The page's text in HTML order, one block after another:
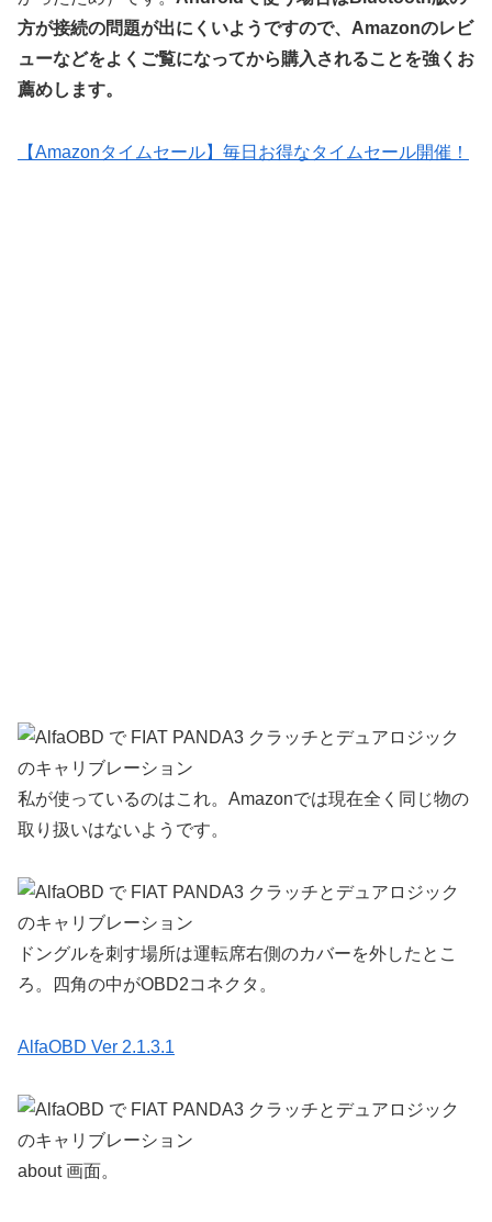
方が接続の問題が出にくいようですので、Amazonのレビ
ューなどをよくご覧になってから購入されることを強くお
薦めします。
【Amazonタイムセール】毎日お得なタイムセール開催！
私が使っているのはこれ。Amazonでは現在全く同じ物の
取り扱いはないようです。
ドングルを刺す場所は運転席右側のカバーを外したとこ
ろ。四角の中がOBD2コネクタ。
AlfaOBD Ver 2.1.3.1
about 画面。